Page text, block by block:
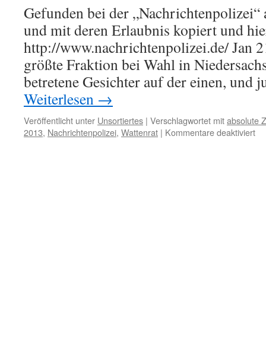
Gefunden bei der „Nachrichtenpolizei“
und mit deren Erlaubnis kopiert und
http://www.nachrichtenpolizei.de/ Jan
größte Fraktion bei Wahl in
betretene Gesichter auf der einen, und
Weiterlesen →
Veröffentlicht unter Unsortiertes | Verschlagwortet mitabsolute
2013, Nachrichtenpolizei, Wattenrat | Kommentare deaktiviertfür